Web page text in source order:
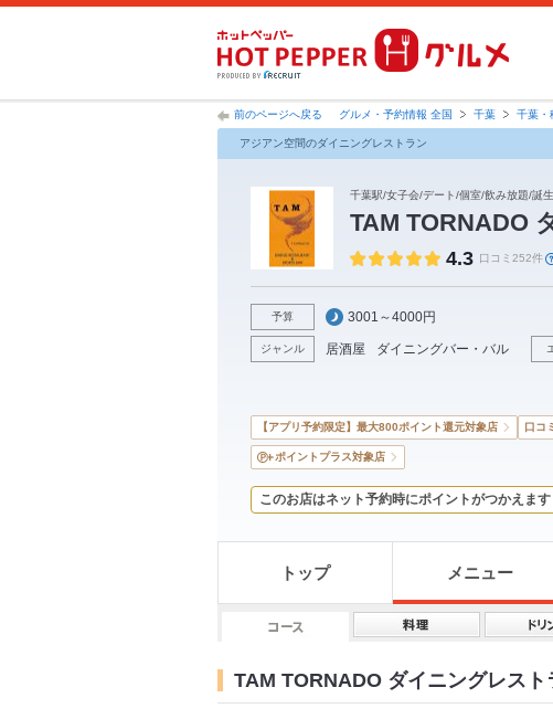
前のページへ戻る グルメ・予約情報 全国 千葉 千葉・
アジアン空間のダイニングレストラン
千葉駅/女子会/デート/個室/飲み放題/誕
TAM TORNADO
4.3 口コミ252件
予算 3001～4000円
ジャンル 居酒屋 ダイニングバー・バル
【アプリ予約限定】最大800ポイント還元対象店 口コ
ポイントプラス対象店
このお店はネット予約時にポイントがつかえます
トップ メニュー
TAM TORNADO ダイニングレス